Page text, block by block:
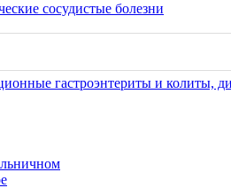
сосудистые болезни
гастроэнтериты и колиты,